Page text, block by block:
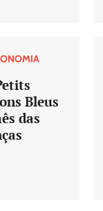
Bleus
das